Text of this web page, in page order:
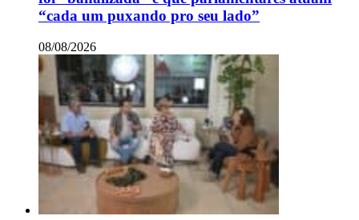
“cada um puxando pro seu lado”
08/08/2026